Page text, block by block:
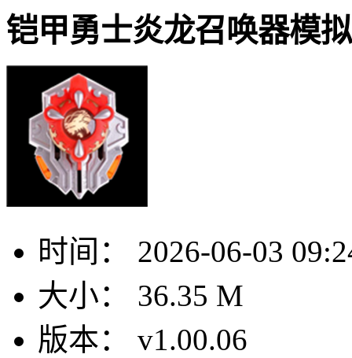
铠甲勇士炎龙召唤器模
时间：
2026-06-03
大小：
36.35 M
版本：
v1.00.06